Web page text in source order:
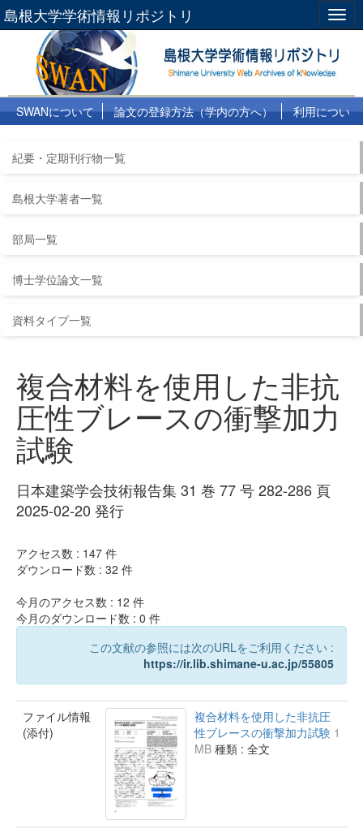
島根大学学術情報リポジトリ
SWANについて 論文の登録方法（学内の方へ）
利用につい
紀要・定期刊行物一覧
島根大学著者一覧
部局一覧
博士学位論文一覧
資料タイプ一覧
複合材料を使用した非抗
圧性ブレースの衝撃加力
試験
日本建築学会技術報告集 31 巻 77 号 282-286 頁
2025-02-20 発行
アクセス数 : 147 件
ダウンロード数 : 32 件
今月のアクセス数 : 12 件
今月のダウンロード数 : 0 件
この文献の参照には次のURLをご利用ください :
https://ir.lib.shimane-u.ac.jp/55805
ファイル情報
(添付)
複合材料を使用した非抗圧
性ブレースの衝撃加力試験 1
MB 種類 : 全文